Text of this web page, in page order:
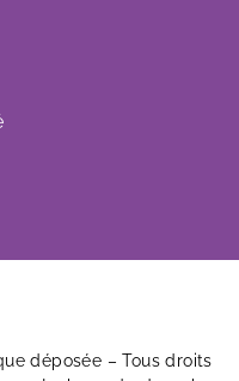
déposée – Tous droits